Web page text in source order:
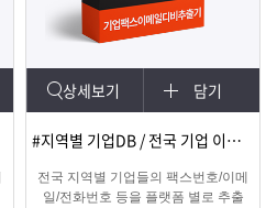
상세보기 담기
#지역별 기업DB / 전국 기업 이메일 및 팩스
전국 지역별 기업들의 팩스번호/이메
일/전화번호 등을 플랫폼 별로 추출